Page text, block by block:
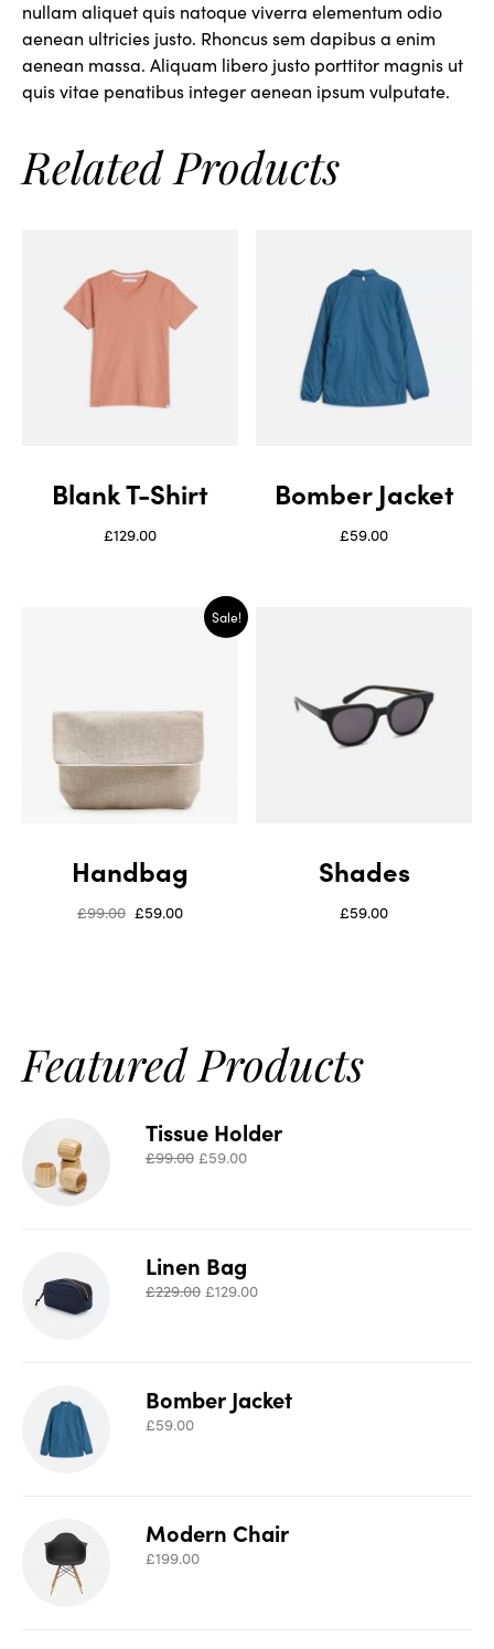
nullam aliquet quis natoque viverra elementum odio
aenean ultricies justo. Rhoncus sem dapibus a enim
aenean massa. Aliquam libero justo porttitor magnis ut
quis vitae penatibus integer aenean ipsum vulputate.
Related Products
Blank T-Shirt
£129.00
Bomber Jacket
£59.00
Sale!
Handbag
£99.00 £59.00
Shades
£59.00
Featured Products
Tissue Holder
£99.00 £59.00
Linen Bag
£229.00 £129.00
Bomber Jacket
£59.00
Modern Chair
£199.00